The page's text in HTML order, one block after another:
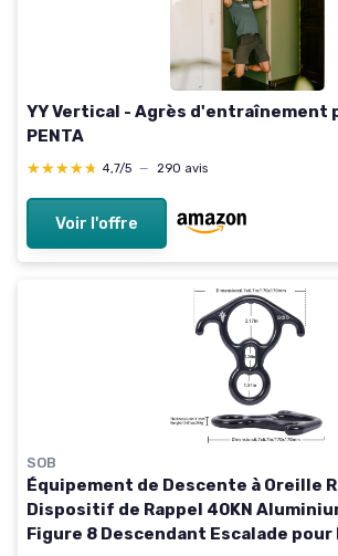
YY Vertical - Agrès d'entraînement
PENTA
★★★★★
★★★★★ 4,7/5 — 290 avis
Voir l'offre
SOB
Équipement de Descente à Oreille
Dispositif de Rappel 40KN
Figure 8 Descendant Escalade pour